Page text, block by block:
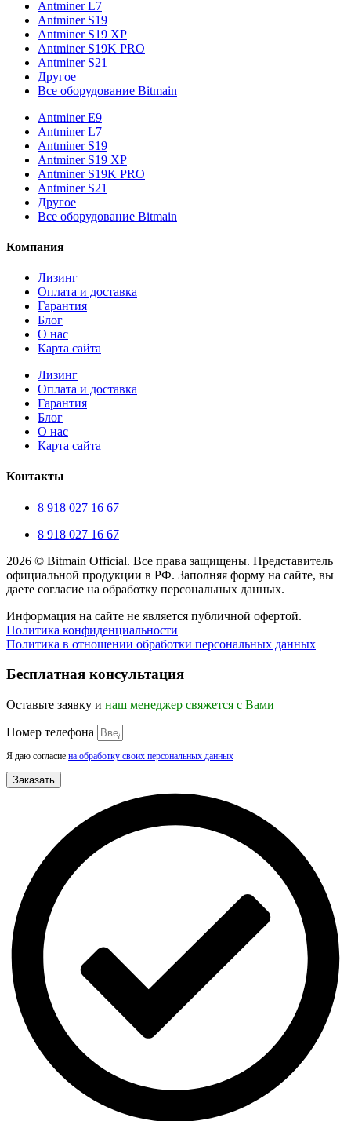
Antminer L7
Antminer S19
Antminer S19 XP
Antminer S19K PRO
Antminer S21
Другое
Все оборудование Bitmain
Antminer E9
Antminer L7
Antminer S19
Antminer S19 XP
Antminer S19K PRO
Antminer S21
Другое
Все оборудование Bitmain
Компания
Лизинг
Оплата и доставка
Гарантия
Блог
О нас
Карта сайта
Лизинг
Оплата и доставка
Гарантия
Блог
О нас
Карта сайта
Контакты
8 918 027 16 67
8 918 027 16 67
2026 © Bitmain Official. Все права защищены. Представитель
официальной продукции в РФ. Заполняя форму на сайте, вы
даете согласие на обработку персональных данных.
Информация на сайте не является публичной офертой.
Политика конфиденциальности
Политика в отношении обработки персональных данных
вверх
Бесплатная консультация
Оставьте заявку и наш менеджер свяжется с Вами
Номер телефона
Я даю согласие на обработку своих персональных данных
Заказать